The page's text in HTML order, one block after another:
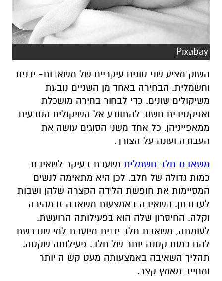
Pixabay
השוק מציע שני סוגים עיקריים של משאבות- ידנית
וחשמלית. הבחירה באחד מן השניים נובעת
משיקולים שונים. כדי לבחור בחירה מושכלת
ואפקטיבית חשוב להתוודע אל השיקולים הנובעים
ממאפייניהן. כל אחד משני הסוגים עושה את
העבודה ועונה על הצורך.
משאבת חלב חשמלית מיועדת בעיקר לשאיבת
כמות גדולה של חלב. לכן היא מתאימה לנשים
המסיימות את חופשת הלידה הקצרה שלהן ושבות
לעבודתן. השאיבה באמצעות משאבה זו מהירה
וקלה. החיסרון שלה הוא בפעילותה הרועשת.
לעומתה, משאבת חלב ידנית מיועדת למי שנדרשת
להם כמות קטנה יותר של חלב. פעילותה שקטה.
תהליך השאיבה באמצעותה מעט קש ה יותר
ומחייב מאמץ קצר.